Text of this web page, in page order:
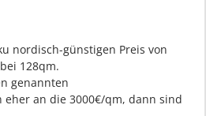
nordisch-günstigen Preis von
128qm.
genannten
an die 3000€/qm, dann sind